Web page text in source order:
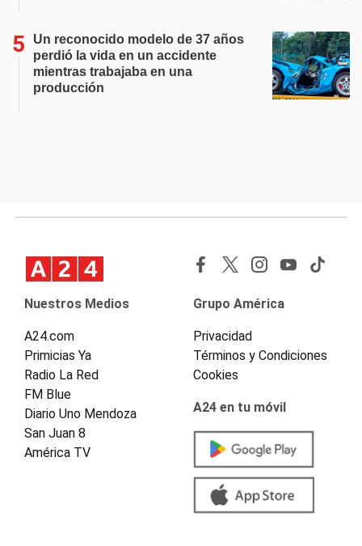
Un reconocido modelo de 37 años
perdió la vida en un accidente
mientras trabajaba en una
producción
Nuestros Medios
A24.com
Primicias Ya
Radio La Red
FM Blue
Diario Uno Mendoza
San Juan 8
América TV
Grupo América
Privacidad
Términos y Condiciones
Cookies
A24 en tu móvil